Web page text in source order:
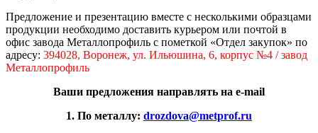
Предложение и презентацию вместе с несколькими образцами
продукции необходимо доставить курьером или почтой в
офис завода Металлопрофиль с пометкой «Отдел закупок» по
адресу: 394028, Воронеж, ул. Ильюшина, 6, корпус №4 / завод
Металлопрофиль
Ваши предложения направлять на е-mail
1. По металлу: drozdova@metprof.ru